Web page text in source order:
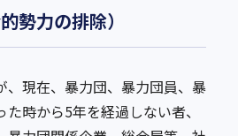
勢力の排除）
、現在、暴力団、暴力団員、暴
時から5年を経過しない者、